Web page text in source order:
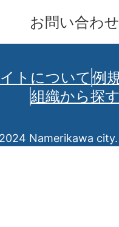
お問い合わせ
トについて 例
組織から探
Namerikawa